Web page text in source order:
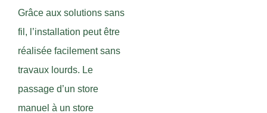
Grâce aux solutions sans
fil, l’installation peut être
réalisée facilement sans
travaux lourds. Le
passage d’un store
manuel à un store